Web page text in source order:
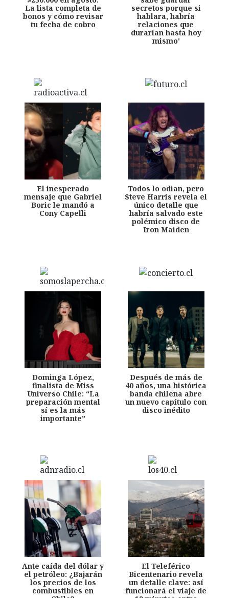
La lista completa de
bonos y cómo revisar
tu fecha de cobro
secretos porque si
hablara, habría
relaciones que
durarían hasta hoy
mismo'
El inesperado
mensaje que Gabriel
Boric le mandó a
Cony Capelli
Todos lo odian, pero
Steve Harris revela el
único detalle que
habría salvado este
polémico disco de
Iron Maiden
Dominga López,
finalista de Miss
Universo Chile: “La
preparación mental
sí es la más
importante”
Después de más de
40 años, una histórica
banda chilena abre
un nuevo capítulo con
disco inédito
Ante caída del dólar y
el petróleo: ¿Bajarán
los precios de los
combustibles en
El Teleférico
Bicentenario revela
un detalle clave: así
funcionará el viaje de